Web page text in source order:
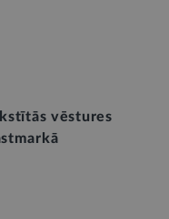
vēstures